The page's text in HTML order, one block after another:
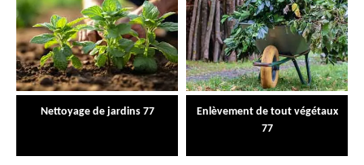
Nettoyage de jardins 77
Enlèvement de tout végétaux
77